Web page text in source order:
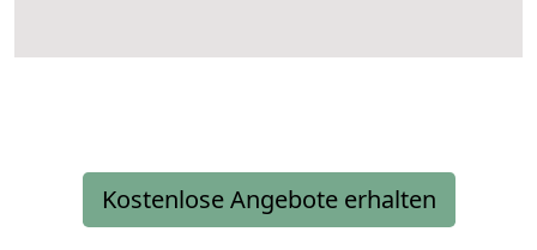
Kostenlose Angebote erhalten